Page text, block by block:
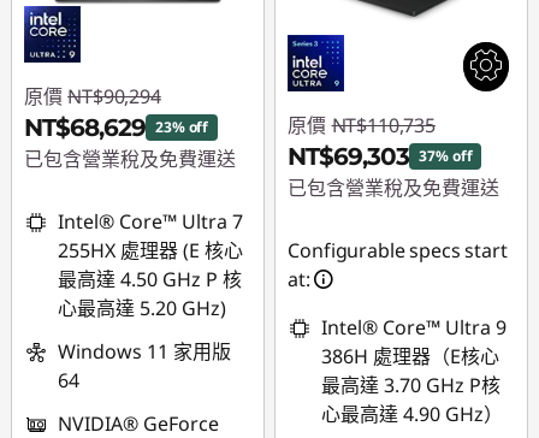
原價 NT$90,294
NT$68,629 23% off
已包含營業稅及免費運送
NT$21,665
Intel® Core™ Ultra 7
255HX 處理器 (E 核心
最高達 4.50 GHz P 核
心最高達 5.20 GHz)
Windows 11 家用版
64
NVIDIA® GeForce
原價 NT$110,735
NT$69,303 37% off
已包含營業稅及免費運送
NT$41,432
Configurable specs start
at:
Intel® Core™ Ultra 9
386H 處理器（E核心
最高達 3.70 GHz P核
心最高達 4.90 GHz）